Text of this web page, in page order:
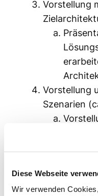
Diese Webseite
Wir verwenden
Vorstellung
Vorstellung
Szenarien
dem
Bei
Analyse von